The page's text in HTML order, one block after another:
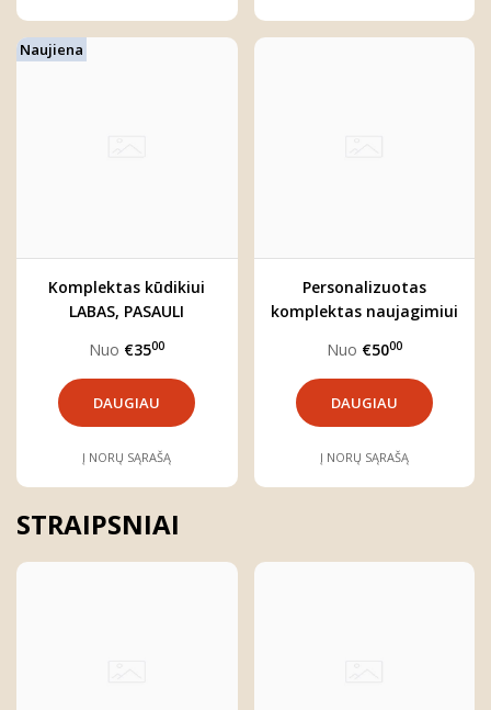
Naujiena
Komplektas kūdikiui
LABAS, PASAULI
Nuo €3500
DAUGIAU
Į NORŲ SĄRAŠĄ
Personalizuotas
komplektas naujagimiui
Nuo €5000
DAUGIAU
Į NORŲ SĄRAŠĄ
STRAIPSNIAI